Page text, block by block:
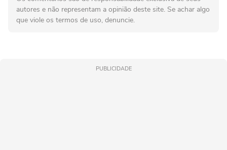
autores e não representam a opinião deste site. Se achar algo
que viole os termos de uso, denuncie.
PUBLICIDADE